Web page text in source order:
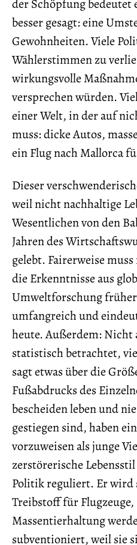
der Schöpfung bedeutet
besser gesagt: eine
Gewohnheiten. Viele
Wählerstimmen zu
wirkungsvolle
versprechen würden.
einer Welt, in der auf
muss: dicke Autos,
ein Flug nach Mallorca
Dieser
weil nicht nachhaltige
Wesentlichen von den
Jahren des
gelebt. Fairerweise
die Erkenntnisse aus
Umweltforschung
umfangreich und
heute. Außerdem: Nicht
statistisch betrachtet,
sagt etwas über die
Fußabdrucks des
bescheiden leben und
gestiegen sind, haben
vorzuweisen als junge
zerstörerische
Politik reguliert. Er wird
Treibstoff für
Massentierhaltung
subventioniert, weil sie